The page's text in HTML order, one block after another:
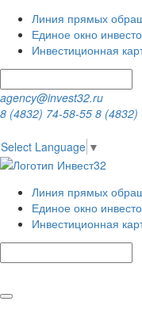
Линия прямых
Единое окно
Инвестиционная
agency@invest32.ru
8 (4832) 74-58-55 8 (4832)
Select Language ▼
Линия прямых
Единое окно
Инвестиционная